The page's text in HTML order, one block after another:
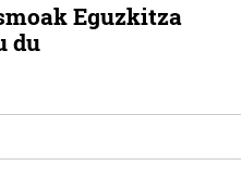
Eguzkitza
du